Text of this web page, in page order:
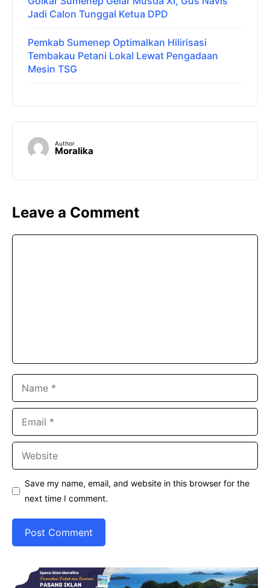
Jadi Calon Tunggal Ketua DPD
Pemkab Sumenep Optimalkan Hilirisasi
Tembakau Petani Lokal Lewat Pengadaan
Mesin TSG
Author
Moralika
Leave a Comment
Save my name, email, and website in this browser for the
next time I comment.